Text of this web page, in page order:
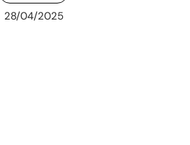
28/04/2025